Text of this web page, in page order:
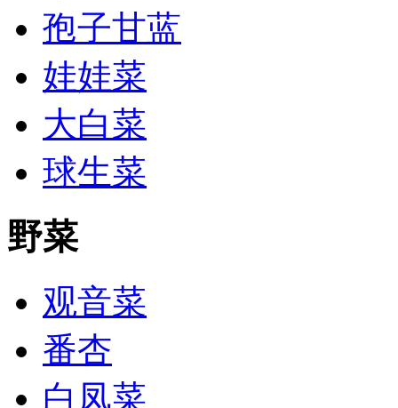
孢子甘蓝
娃娃菜
大白菜
球生菜
野菜
观音菜
番杏
白凤菜